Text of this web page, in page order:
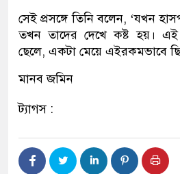
সেই প্রসঙ্গে তিনি বলেন, ‘যখন
তখন তাদের দেখে কষ্ট হয়।
ছেলে, একটা মেয়ে এইরকমভাবে
মানব জমিন
ট্যাগস :